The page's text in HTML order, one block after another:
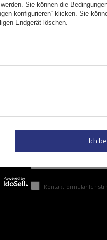
Kontaktformular Ich stimme der
Sie können die
konfigurieren“ klicken. Sie
Endgerät löschen.
Ich